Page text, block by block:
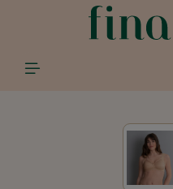
springen
Bildergalerie